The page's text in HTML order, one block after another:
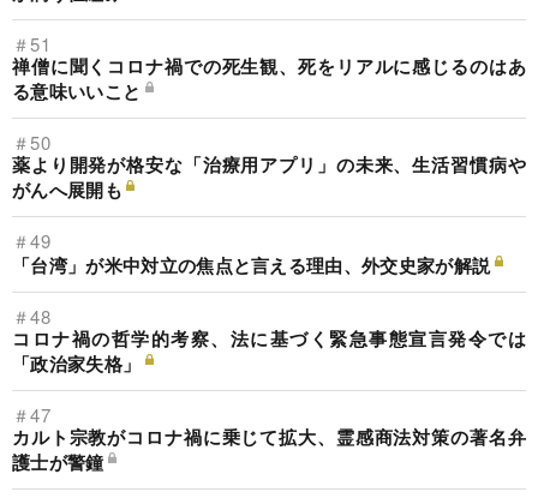
＃51
禅僧に聞くコロナ禍での死生観、死をリアルに感じるのはあ
る意味いいこと
＃50
薬より開発が格安な「治療用アプリ」の未来、生活習慣病や
がんへ展開も
＃49
「台湾」が米中対立の焦点と言える理由、外交史家が解説
＃48
コロナ禍の哲学的考察、法に基づく緊急事態宣言発令では
「政治家失格」
＃47
カルト宗教がコロナ禍に乗じて拡大、霊感商法対策の著名弁
護士が警鐘